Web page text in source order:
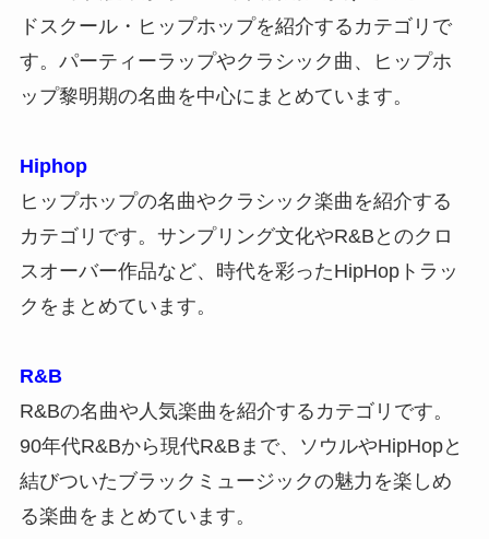
ドスクール・ヒップホップを紹介するカテゴリで
す。パーティーラップやクラシック曲、ヒップホ
ップ黎明期の名曲を中心にまとめています。
Hiphop
ヒップホップの名曲やクラシック楽曲を紹介する
カテゴリです。サンプリング文化やR&Bとのクロ
スオーバー作品など、時代を彩ったHipHopトラッ
クをまとめています。
R&B
R&Bの名曲や人気楽曲を紹介するカテゴリです。
90年代R&Bから現代R&Bまで、ソウルやHipHopと
結びついたブラックミュージックの魅力を楽しめ
る楽曲をまとめています。